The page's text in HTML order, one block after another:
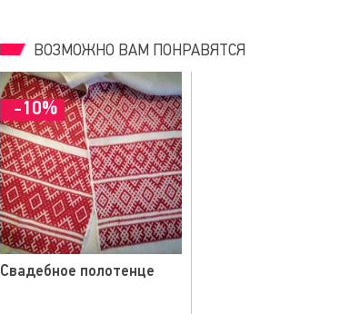
ВОЗМОЖНО ВАМ ПОНРАВЯТСЯ
-10%
Свадебное полотенце